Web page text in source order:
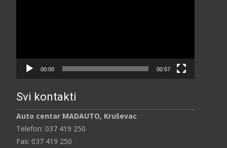
00:00 00:57
Svi kontakti
Auto centar MADAUTO, Kruševac
Telefon: 037 419 250
Fax: 037 419 250